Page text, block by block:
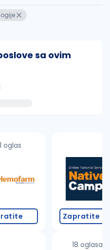
sa ovim
(koristite č, ć, š, đ,
filtere pretrage
1 oglas
Zapratite
18 oglasa